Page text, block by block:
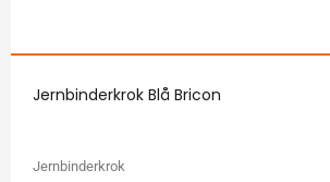
Jernbinderkrok Blå Bricon
Jernbinderkrok